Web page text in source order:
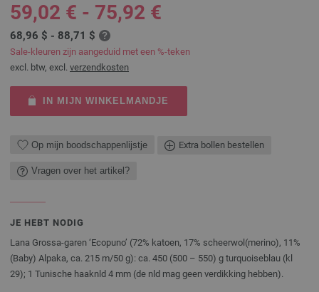
59,02 € - 75,92 €
68,96 $ - 88,71 $
Sale-kleuren zijn aangeduid met een %-teken
excl. btw, excl. verzendkosten
IN MIJN WINKELMANDJE
Op mijn boodschappenlijstje Extra bollen bestellen
Vragen over het artikel?
JE HEBT NODIG
Lana Grossa-garen ‘Ecopuno’ (72% katoen, 17% scheerwol(merino), 11%
(Baby) Alpaka, ca. 215 m/50 g): ca. 450 (500 – 550) g turquoiseblau (kl
29); 1 Tunische haaknld 4 mm (de nld mag geen verdikking hebben).